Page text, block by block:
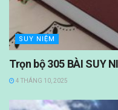
SUY NIỆM
Trọn bộ 305 BÀI SUY
4 THÁNG 10, 2025